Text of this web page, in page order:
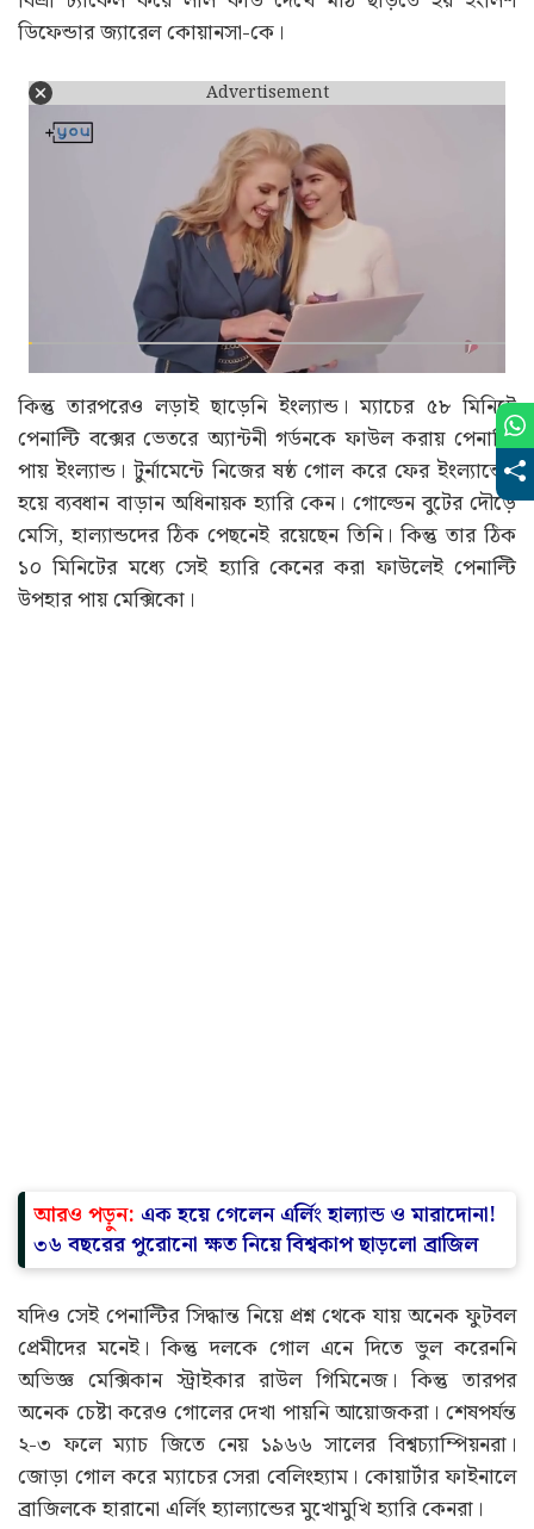
ডিফেন্ডার জ্যারেল কোয়ানসা-কে।
Advertisement
কিন্তু তারপরেও লড়াই ছাড়েনি ইংল্যান্ড। ম্যাচের ৫৮ মিনিটে
পেনাল্টি বক্সের ভেতরে অ্যান্টনী গর্ডনকে ফাউল করায় পেনাল্টি
পায় ইংল্যান্ড। টুর্নামেন্টে নিজের ষষ্ঠ গোল করে ফের ইংল্যান্ডের
হয়ে ব্যবধান বাড়ান অধিনায়ক হ্যারি কেন। গোল্ডেন বুটের দৌড়ে
মেসি, হাল্যান্ডদের ঠিক পেছনেই রয়েছেন তিনি। কিন্তু তার ঠিক
১০ মিনিটের মধ্যে সেই হ্যারি কেনের করা ফাউলেই পেনাল্টি
উপহার পায় মেক্সিকো।
আরও পড়ুন: এক হয়ে গেলেন এর্লিং হাল্যান্ড ও মারাদোনা!
৩৬ বছরের পুরোনো ক্ষত নিয়ে বিশ্বকাপ ছাড়লো ব্রাজিল
যদিও সেই পেনাল্টির সিদ্ধান্ত নিয়ে প্রশ্ন থেকে যায় অনেক ফুটবল
প্রেমীদের মনেই। কিন্তু দলকে গোল এনে দিতে ভুল করেননি
অভিজ্ঞ মেক্সিকান স্ট্রাইকার রাউল গিমিনেজ। কিন্তু তারপর
অনেক চেষ্টা করেও গোলের দেখা পায়নি আয়োজকরা। শেষপর্যন্ত
২-৩ ফলে ম্যাচ জিতে নেয় ১৯৬৬ সালের বিশ্বচ্যাম্পিয়নরা।
জোড়া গোল করে ম্যাচের সেরা বেলিংহ্যাম। কোয়ার্টার ফাইনালে
ব্রাজিলকে হারানো এর্লিং হ্যাল্যান্ডের মুখোমুখি হ্যারি কেনরা।